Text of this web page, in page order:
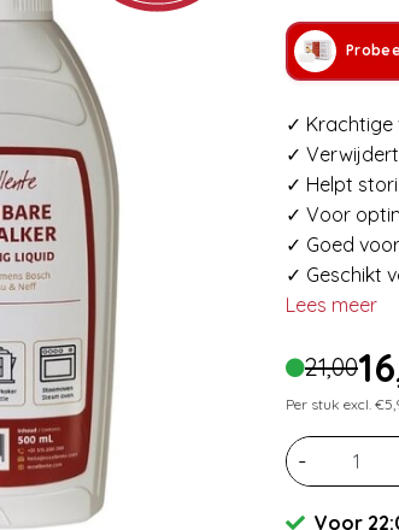
✓ Krachtige
✓
✓ Helpt
✓ Voor
✓ Goed
✓ Geschikt
Lees meer
21,00
Per stuk excl.
-
Voor